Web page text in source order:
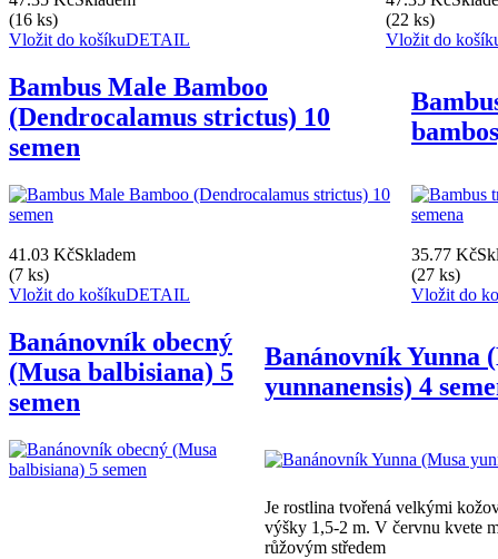
(16 ks)
Vložit do košíkuDETAIL
(22 ks)
Vložit do
Bambus Male Bamboo
(Dendrocalamus strictus) 10
semen
41.03 KčSkladem
(7 ks)
Vložit do košíkuDETAIL
35.77 Kč
(27 ks)
Vložit do
Banánovník obecný
(Musa balbisiana) 5
semen
Banánovník Yunna
yunnanensis) 4
Je rostlina tvořená velkými
výšky 1,5-2 m. V červnu kvete
růžovým středem